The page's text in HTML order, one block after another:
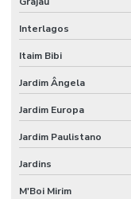
Interlagos
Itaim Bibi
Jardim Ângela
Jardim Europa
Jardim Paulistano
Jardins
M'Boi Mirim